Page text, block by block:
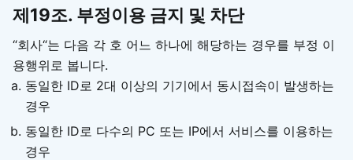
제19조. 부정이용 금지 및 차단
“회사“는 다음 각 호 어느 하나에 해당하는 경우를 부정 이
용행위로 봅니다.
동일한 ID로 2대 이상의 기기에서 동시접속이 발생하는
경우
동일한 ID로 다수의 PC 또는 IP에서 서비스를 이용하는
경우